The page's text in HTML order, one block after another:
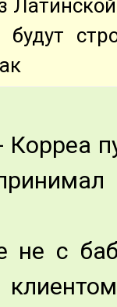
Корреа
с